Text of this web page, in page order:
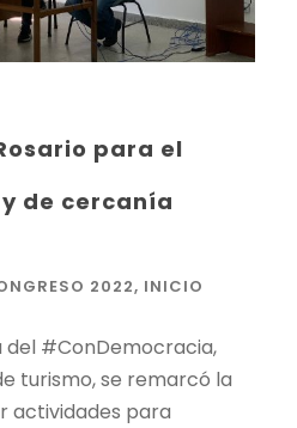
para el
de cercanía
2022, INICIO
#ConDemocracia,
turismo, se remarcó la
actividades para